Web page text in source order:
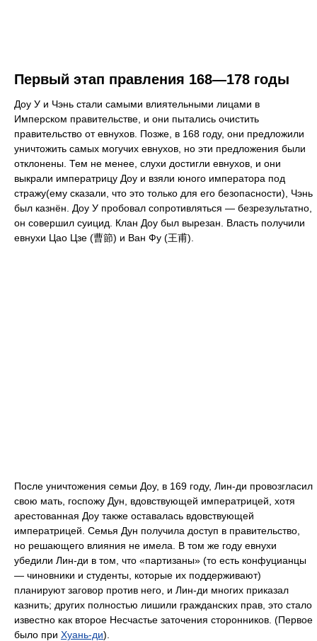
Первый этап правления 168—178 годы
Доу У и Чэнь стали самыми влиятельными лицами в
Имперском правительстве, и они пытались очистить
правительство от евнухов. Позже, в 168 году, они предложили
уничтожить самых могучих евнухов, но эти предложения были
отклонены. Тем не менее, слухи достигли евнухов, и они
выкрали императрицу Доу и взяли юного императора под
стражу(ему сказали, что это только для его безопасности), Чэнь
был казнён. Доу У пробовал сопротивляться — безрезультатно,
он совершил суицид. Клан Доу был вырезан. Власть получили
евнухи Цао Цзе (曹節) и Ван Фу (王甫).
После уничтожения семьи Доу, в 169 году, Лин-ди провозгласил
свою мать, госпожу Дун, вдовствующей императрицей, хотя
арестованная Доу также оставалась вдовствующей
императрицей. Семья Дун получила доступ в правительство,
но решающего влияния не имела. В том же году евнухи
убедили Лин-ди в том, что «партизаны» (то есть конфуцианцы
— чиновники и студенты, которые их поддерживают)
планируют заговор против него, и Лин-ди многих приказал
казнить; других полностью лишили гражданских прав, это стало
известно как второе Несчастье заточения сторонников. (Первое
было при Хуань-ди).